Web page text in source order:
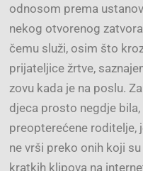
odnosom prema
nekog otvorenog
čemu služi, osim što
prijateljice žrtve,
zovu kada je na poslu.
djeca prosto negdje
preopterećene roditelje,
ne vrši preko onih koji
kratkih klipova na